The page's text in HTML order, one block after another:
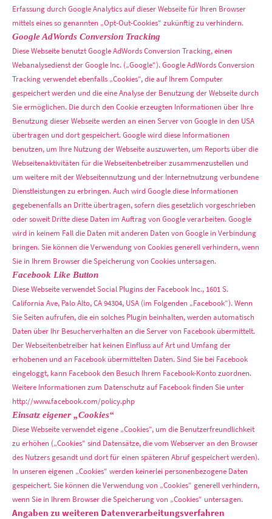
Erfassung durch Google Analytics auf dieser Webseite für Ihren Browser
mittels eines so genannten „Opt-Out-Cookies“ zukünftig zu verhindern.
Google AdWords Conversion Tracking
Diese Webseite benutzt Google AdWords Conversion Tracking, einen
Webanalysedienst der Google Inc. („Google“). Google AdWords Conversion
Tracking verwendet ebenfalls „Cookies“, die auf Ihrem Computer
gespeichert werden und die eine Analyse der Benutzung der Webseite durch
Sie ermöglichen. Die durch den Cookie erzeugten Informationen über Ihre
Benutzung dieser Webseite werden an einen Server von Google in den USA
übertragen und dort gespeichert. Google wird diese Informationen
benutzen, um Ihre Nutzung der Webseite auszuwerten, um Reports über die
Webseitenaktivitäten für die Webseitenbetreiber zusammenzustellen und
um weitere mit der Webseitennutzung und der Internetnutzung verbundene
Dienstleistungen zu erbringen. Auch wird Google diese Informationen
gegebenenfalls an Dritte übertragen, sofern dies gesetzlich vorgeschrieben
oder soweit Dritte diese Daten im Auftrag von Google verarbeiten. Google
wird in keinem Fall die Daten mit anderen Daten von Google in Verbindung
bringen. Sie können die Verwendung von Cookies generell verhindern, wenn
Sie in Ihrem Browser die Speicherung von Cookies untersagen.
Facebook Like Button
Diese Webseite verwendet Social Plugins der Facebook Inc., 1601 S.
California Ave, Palo Alto, CA 94304, USA (im Folgenden „Facebook“). Wenn
Sie Seiten aufrufen, die ein solches Plugin beinhalten, werden automatisch
Daten über Ihr Besucherverhalten an die Server von Facebook übermittelt.
Der Webseitenbetreiber hat keinen Einfluss auf Art und Umfang der
erhobenen und an Facebook übermittelten Daten. Sind Sie bei Facebook
eingeloggt, kann Facebook den Besuch Ihrem Facebook-Konto zuordnen.
Weitere Informationen zum Datenschutz auf Facebook finden Sie unter
http://www.facebook.com/policy.php
Einsatz eigener „Cookies“
Diese Webseite verwendet eigene „Cookies“, um die Benutzerfreundlichkeit
zu erhöhen („Cookies“ sind Datensätze, die vom Webserver an den Browser
des Nutzers gesandt und dort für einen späteren Abruf gespeichert werden).
In unseren eigenen „Cookies“ werden keinerlei personenbezogene Daten
gespeichert. Sie können die Verwendung von „Cookies“ generell verhindern,
wenn Sie in Ihrem Browser die Speicherung von „Cookies“ untersagen.
Angaben zu weiteren Datenverarbeitungsverfahren